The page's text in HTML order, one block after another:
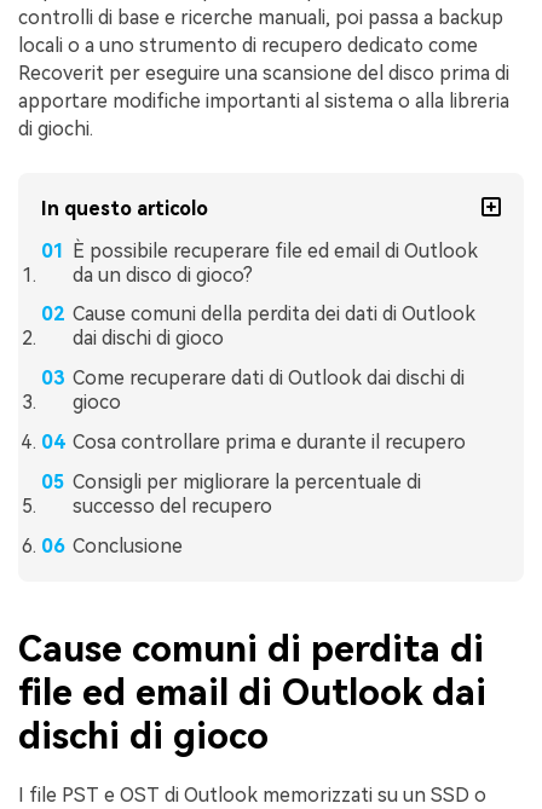
controlli di base e ricerche manuali, poi passa a backup
locali o a uno strumento di recupero dedicato come
Recoverit per eseguire una scansione del disco prima di
apportare modifiche importanti al sistema o alla libreria
di giochi.
In questo articolo
È possibile recuperare file ed email di Outlook
da un disco di gioco?
Cause comuni della perdita dei dati di Outlook
dai dischi di gioco
Come recuperare dati di Outlook dai dischi di
gioco
Cosa controllare prima e durante il recupero
Consigli per migliorare la percentuale di
successo del recupero
Conclusione
Cause comuni di perdita di
file ed email di Outlook dai
dischi di gioco
I file PST e OST di Outlook memorizzati su un SSD o